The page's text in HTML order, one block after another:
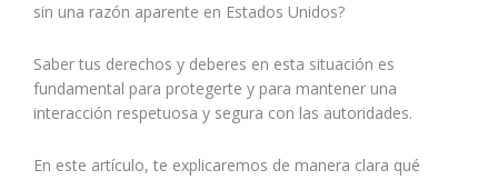
sin una razón aparente en Estados Unidos?
Saber tus derechos y deberes en esta situación es
fundamental para protegerte y para mantener una
interacción respetuosa y segura con las autoridades.
En este artículo, te explicaremos de manera clara qué